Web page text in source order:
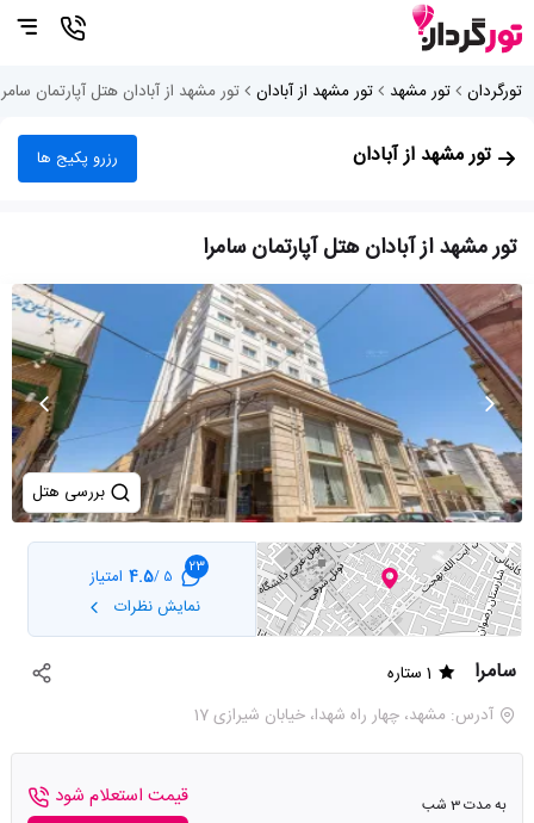
تورگردان تور مشهد تور مشهد از آبادان تور مشهد از آبادان هتل آپارتمان
تور مشهد از آبادان رزرو پکیج ها
تور مشهد از آبادان هتل آپارتمان سامرا
بررسی هتل
23
5 /
4.5 امتیاز
نمایش نظرات
سامرا
1 ستاره
آدرس: مشهد، چهار راه شهدا، خیابان شیرازی 17
به مدت 3 شب
قیمت استعلام شود